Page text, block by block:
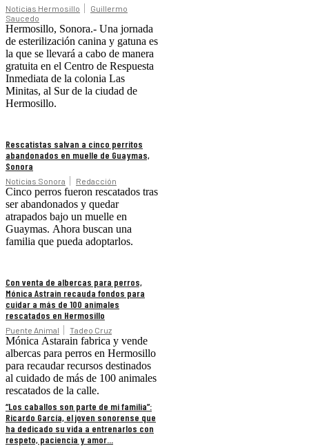
Noticias Hermosillo
Guillermo
Saucedo
Hermosillo, Sonora.- Una jornada
de esterilización canina y gatuna es
la que se llevará a cabo de manera
gratuita en el Centro de Respuesta
Inmediata de la colonia Las
Minitas, al Sur de la ciudad de
Hermosillo.
Rescatistas salvan a cinco perritos
abandonados en muelle de Guaymas,
Sonora
Noticias Sonora Redacción
Cinco perros fueron rescatados tras
ser abandonados y quedar
atrapados bajo un muelle en
Guaymas. Ahora buscan una
familia que pueda adoptarlos.
Con venta de albercas para perros,
Mónica Astrain recauda fondos para
cuidar a más de 100 animales
rescatados en Hermosillo
Puente Animal Tadeo Cruz
Mónica Astarain fabrica y vende
albercas para perros en Hermosillo
para recaudar recursos destinados
al cuidado de más de 100 animales
rescatados de la calle.
“Los caballos son parte de mi familia”:
Ricardo García, el joven sonorense que
ha dedicado su vida a entrenarlos con
respeto, paciencia y amor...